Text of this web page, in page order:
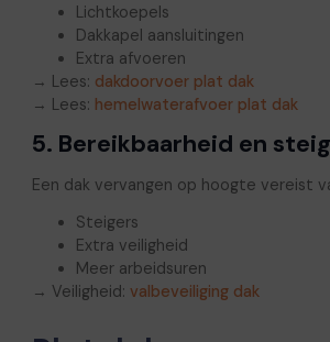
Lichtkoepels
Dakkapel aansluitingen
Extra afvoeren
→ Lees: dakdoorvoer plat dak
→ Lees: hemelwaterafvoer plat dak
5. Bereikbaarheid en
Een dak vervangen op hoogte vereist
Steigers
Extra veiligheid
Meer arbeidsuren
→ Veiligheid: valbeveiliging dak